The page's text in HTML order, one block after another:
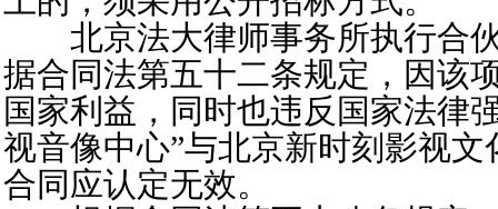
北京法大律师事务所执行合
据合同法第五十二条规定，因该
国家利益，同时也违反国家法律
视音像中心”与北京新时刻影视
合同应认定无效。